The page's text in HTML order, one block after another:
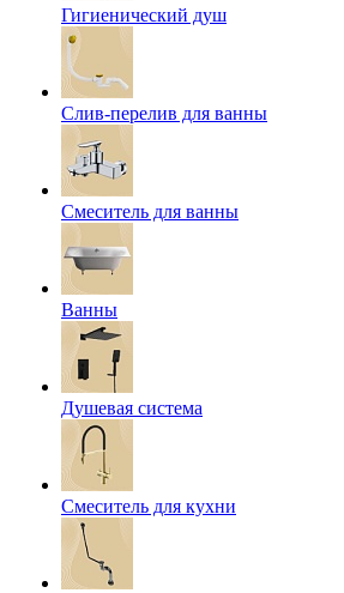
Гигиенический душ
Слив-перелив для ванны
Смеситель для ванны
Ванны
Душевая система
Смеситель для кухни